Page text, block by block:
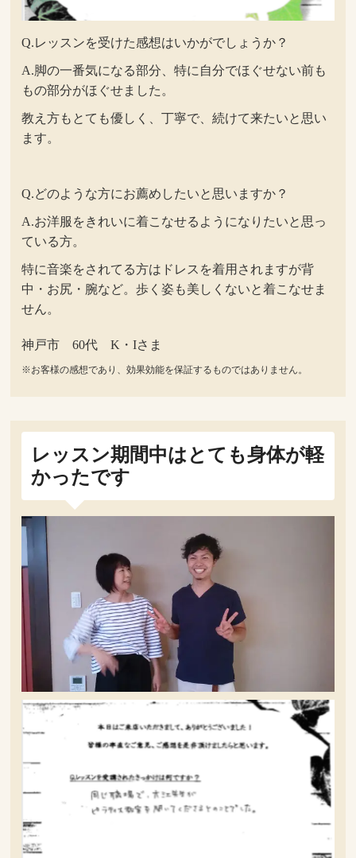
Q.レッスンを受けた感想はいかがでしょうか？
A.脚の一番気になる部分、特に自分でほぐせない前も
もの部分がほぐせました。
教え方もとても優しく、丁寧で、続けて来たいと思い
ます。
Q.どのような方にお薦めしたいと思いますか？
A.お洋服をきれいに着こなせるようになりたいと思っ
ている方。
特に音楽をされてる方はドレスを着用されますが背
中・お尻・腕など。歩く姿も美しくないと着こなせま
せん。
神戸市 60代 K・Iさま
※お客様の感想であり、効果効能を保証するものではありません。
レッスン期間中はとても身体が軽
かったです